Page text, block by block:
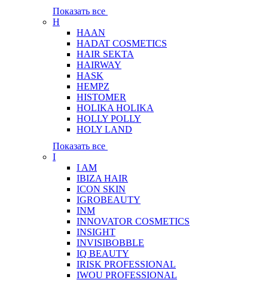
Показать все
H
HAAN
HADAT COSMETICS
HAIR SEKTA
HAIRWAY
HASK
HEMPZ
HISTOMER
HOLIKA HOLIKA
HOLLY POLLY
HOLY LAND
Показать все
I
I AM
IBIZA HAIR
ICON SKIN
IGROBEAUTY
INM
INNOVATOR COSMETICS
INSIGHT
INVISIBOBBLE
IQ BEAUTY
IRISK PROFESSIONAL
IWOU PROFESSIONAL